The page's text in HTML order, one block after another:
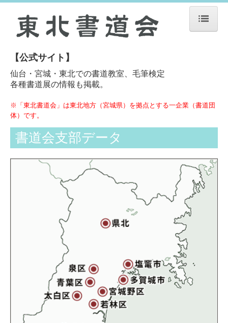
イベント展覧会・報告
月刊誌の紹介
書道会支部データ
年間行事予定
プライバシー
草玄書道教室
【公式サイト】
仙台・宮城・東北での書道教室、毛筆検定
各種書道展の情報も掲載。
※「東北書道会」は東北地方（宮城県）を拠点とする一企業（書道団
体）です。
書道会支部データ